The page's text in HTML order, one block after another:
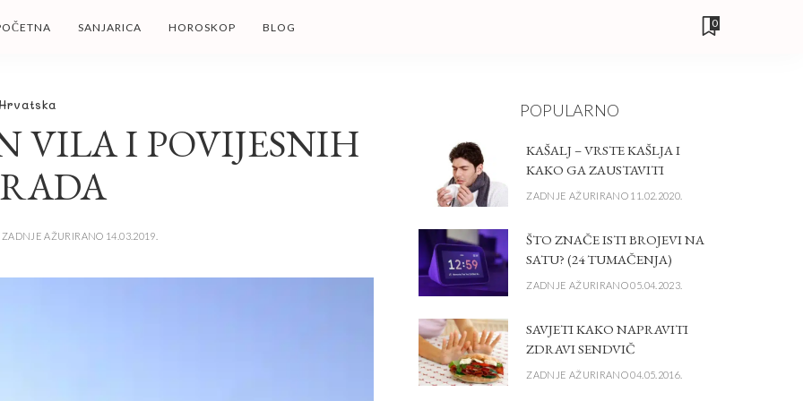
SANJARICA HOROSKOP BLOG 0
VILA I POVIJESNIH
ZADNJE AŽURIRANO 14.03.2019.
POPULARNO
KAŠALJ – VRSTE KAŠLJA I
KAKO GA ZAUSTAVITI
ZADNJE AŽURIRANO 11.02.2020.
ŠTO ZNAČE ISTI BROJEVI NA
SATU? (24 TUMAČENJA)
ZADNJE AŽURIRANO 05.04.2023.
SAVJETI KAKO NAPRAVITI
ZDRAVI SENDVIČ
ZADNJE AŽURIRANO 04.05.2016.